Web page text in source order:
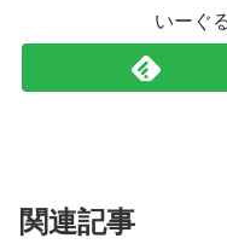
いーぐ
関連記事